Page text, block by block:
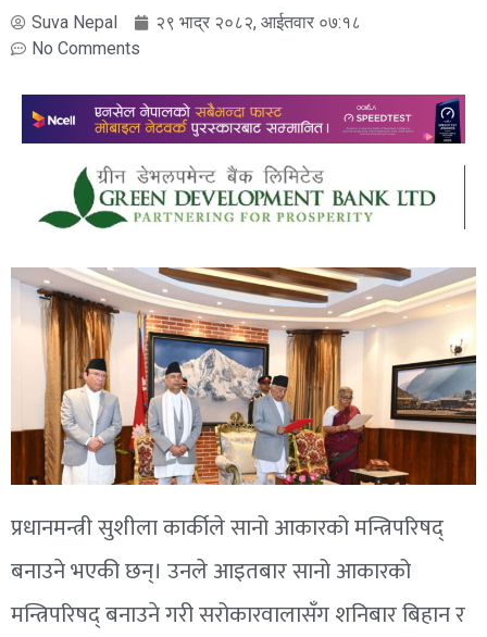
Suva Nepal
२९ भाद्र २०८२, आईतवार ०७:१८
No Comments
प्रधानमन्त्री सुशीला कार्कीले सानो आकारको मन्त्रिपरिषद्
बनाउने भएकी छन्। उनले आइतबार सानो आकारको
मन्त्रिपरिषद् बनाउने गरी सरोकारवालासँग शनिबार बिहान र